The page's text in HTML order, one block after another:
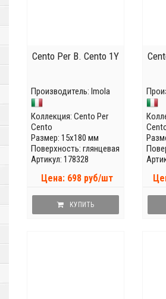
Cento Per B. Cento 1Y
Производитель: Imola
Коллекция: Cento Per
Cento
Размер: 15x180 мм
Поверхность: глянцевая
Артикул: 178328
Цена: 698 руб/шт
КУПИТЬ